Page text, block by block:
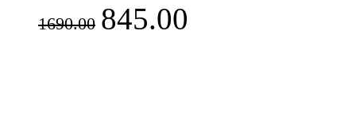
1690.00 845.00